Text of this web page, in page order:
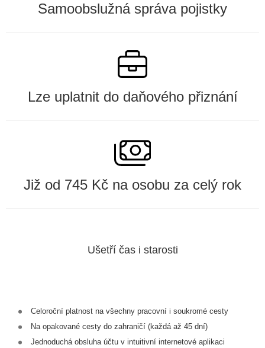
Samoobslužná správa pojistky
Lze uplatnit do daňového přiznání
Již od 745 Kč na osobu za celý rok
Ušetří čas i starosti
Celoroční platnost na všechny pracovní i soukromé cesty
Na opakované cesty do zahraničí (každá až 45 dní)
Jednoduchá obsluha účtu v intuitivní internetové aplikaci